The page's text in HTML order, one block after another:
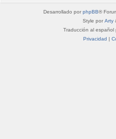
Desarrollado por phpBB®
Style por Arty
Traducción al español
Privacidad |